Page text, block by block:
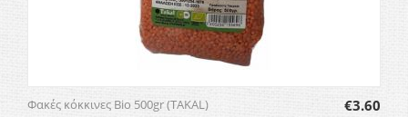
Φακές κόκκινες Bio 500gr (TAKAL) €3.60